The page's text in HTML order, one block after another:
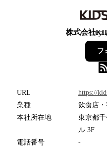
株式会社
17フ
フ
URL
https://
業種
飲食店
本社所在地
東京都
ル 3F
電話番号
-